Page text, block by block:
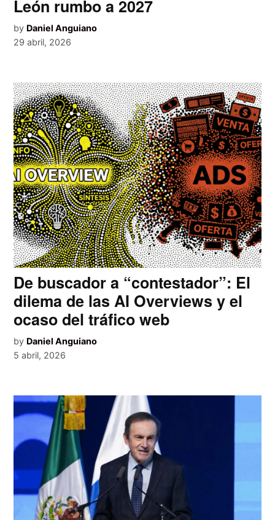
León rumbo a 2027
by Daniel Anguiano
29 abril, 2026
De buscador a “contestador”: El
dilema de las AI Overviews y el
ocaso del tráfico web
by Daniel Anguiano
5 abril, 2026